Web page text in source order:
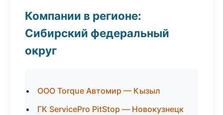
Компании в регионе:
Сибирский федеральный
округ
ООО Torque Автомир — Кызыл
ГК ServicePro PitStop — Новокузнецк